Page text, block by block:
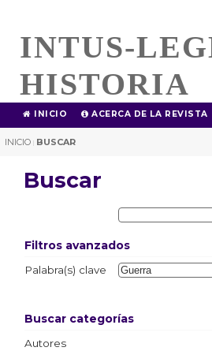
INTUS-
HISTORIA
INICIO ACERCA DE LA REVISTA
INICIO | BUSCAR
Buscar
Filtros avanzados
Palabra(s) clave
Buscar categorías
Autores